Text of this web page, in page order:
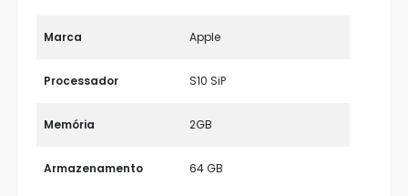
Marca Apple
Processador S10 SiP
Memória 2GB
Armazenamento 64 GB